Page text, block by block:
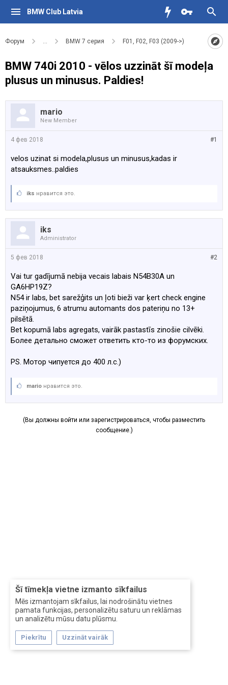
BMW Club Latvia
Форум ... BMW 7 серия F01, F02, F03 (2009->)
Šī tīmekļa vietne izmanto sīkfailus
Mēs izmantojam sīkfailus, lai nodrošinātu vietnes
pamata funkcijas, personalizētu saturu un reklāmas
un analizētu mūsu datu plūsmu.
Piekrītu Uzzināt vairāk
BMW 740i 2010 - vēlos uzzināt šī modeļa
plusus un minusus. Paldies!
mario
New Member
#1
4 фев 2018
velos uzinat si modela,plusus un minusus,kadas ir
atsauksmes..paldies
iks нравится это.
iks
Administrator
#2
5 фев 2018
Vai tur gadījumā nebija vecais labais N54B30A un
GA6HP19Z?
N54 ir labs, bet sarežģits un ļoti bieži var ķert check engine
paziņojumus, 6 atrumu automants dos pateriņu no 13+
pilsētā.
Bet kopumā labs agregats, vairāk pastastīs zinošie cilvēki.
Более детально сможет ответить кто-то из форумских.
PS. Мотор чипуется до 400 л.с.)
mario нравится это.
(Вы должны войти или зарегистрироваться, чтобы разместить
сообщение.)